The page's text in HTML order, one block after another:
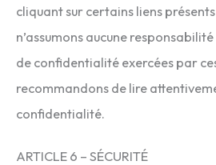
cliquant sur certains liens
n’assumons aucune
de confidentialité exercées par
recommandons de lire
confidentialité.
ARTICLE 6 – SÉCURITÉ